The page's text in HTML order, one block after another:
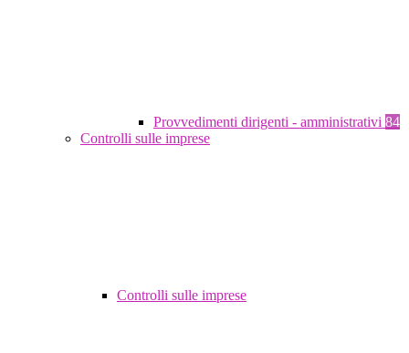
Provvedimenti dirigenti - amministrativi 84
Controlli sulle imprese
Controlli sulle imprese